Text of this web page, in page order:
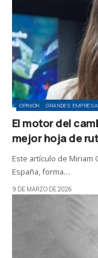
OPINIÓN GRANDES
El motor del
mejor hoja de
Este artículo de Miriam
España, forma…
9 DE MARZO DE 2026